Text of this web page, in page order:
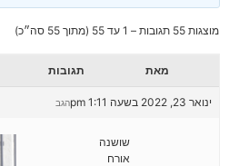
מוצגות 55 תגובות – 1 עד 55 (מתוך 55 סה״כ)
מאת תגובות
ינואר 23, 2022 בשעה 1:11 pm הגב
שושנה
אורח